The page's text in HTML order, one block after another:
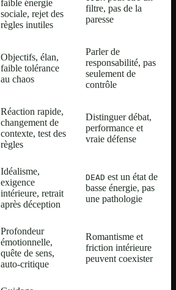
faible énergie
sociale, rejet des
règles inutiles
filtre, pas de la
paresse
Objectifs, élan,
faible tolérance
au chaos
Parler de
responsabilité, pas
seulement de
contrôle
Réaction rapide,
changement de
contexte, test des
règles
Distinguer débat,
performance et
vraie défense
Idéalisme,
exigence
intérieure, retrait
après déception
DEAD est un état de
basse énergie, pas
une pathologie
Profondeur
émotionnelle,
quête de sens,
auto-critique
Romantisme et
friction intérieure
peuvent coexister